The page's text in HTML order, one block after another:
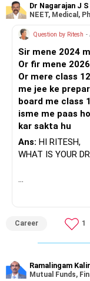
Dr Nagarajan J S
NEET, Medical,
Question by Ritesh -
Sir mene 2024
Or fir mene
Or mere class 12
me jee ke
board me class 12
isme me paas
kar sakta hu
Ans: HI RITESH,
WHAT IS YOUR
Career 1
Ramalingam
Mutual Funds,